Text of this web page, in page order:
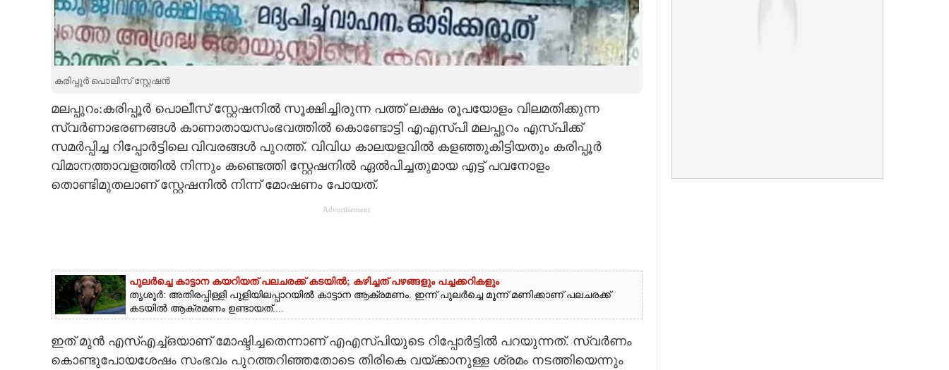
LITERATURE
കരിപ്പൂ‌ർ പൊലീസ് സ്റ്റേഷൻ
മലപ്പുറം:കരിപ്പൂർ പൊലീസ് സ്റ്റേഷനിൽ സൂക്ഷിച്ചിരുന്ന പത്ത് ലക്ഷം രൂപയോളം വിലമതിക്കുന്ന
സ്വർണാഭരണങ്ങൾ കാണാതായസംഭവത്തിൽ കൊണ്ടോട്ടി എഎസ്‌പി മലപ്പുറം എസ്‌പിക്ക്
സമർപ്പിച്ച റിപ്പോർട്ടിലെ വിവരങ്ങൾ പുറത്ത്. വിവിധ കാലയളവിൽ കളഞ്ഞുകിട്ടിയതും കരിപ്പൂർ
വിമാനത്താവളത്തിൽ നിന്നും കണ്ടെത്തി സ്റ്റേഷനിൽ ഏൽപിച്ചതുമായ എട്ട് പവനോളം
തൊണ്ടിമുതലാണ് സ്റ്റേഷനിൽ നിന്ന് മോഷണം പോയത്.
Advertisement
പുലർച്ചെ കാട്ടാന കയറിയത് പലചരക്ക് കടയിൽ; കഴിച്ചത് പഴങ്ങളും പച്ചക്കറികളും
തൃശൂർ: അതിരപ്പിള്ളി പുളിയിലപ്പാറയിൽ കാട്ടാന ആക്രമണം. ഇന്ന് പുലർച്ചെ മൂന്ന് മണിക്കാണ് പലചരക്ക്
കടയിൽ ആക്രമണം ഉണ്ടായത്....
ഇത് മുൻ എസ്എച്ച്ഒയാണ് മോഷ്ടിച്ചതെന്നാണ് എഎസ്‌പിയുടെ റിപ്പോർട്ടിൽ പറയുന്നത്. സ്വർണം
കൊണ്ടുപോയശേഷം സംഭവം പുറത്തറിഞ്ഞതോടെ തിരികെ വയ്ക്കാനുള്ള ശ്രമം നടത്തിയെന്നും